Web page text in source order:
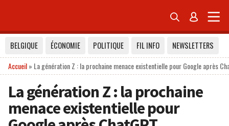
 
BELGIQUE ÉCONOMIE POLITIQUE FIL INFO
NEWSLETTERS
Accueil» La génération Z : la prochaine menace existentielle pour Google après
La génération Z : la prochaine
menace existentielle pour